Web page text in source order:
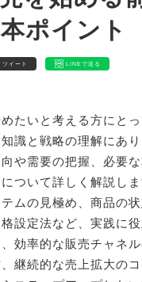
ポイント
ツイート LINEで送る
たいと考える方にと
識と戦略の理解にあ
や需要の把握、必要
ついて詳しく解説し
ムの見極め、商品の
設定法など、実践に
効率的な販売チャネ
継続的な売上拡大の